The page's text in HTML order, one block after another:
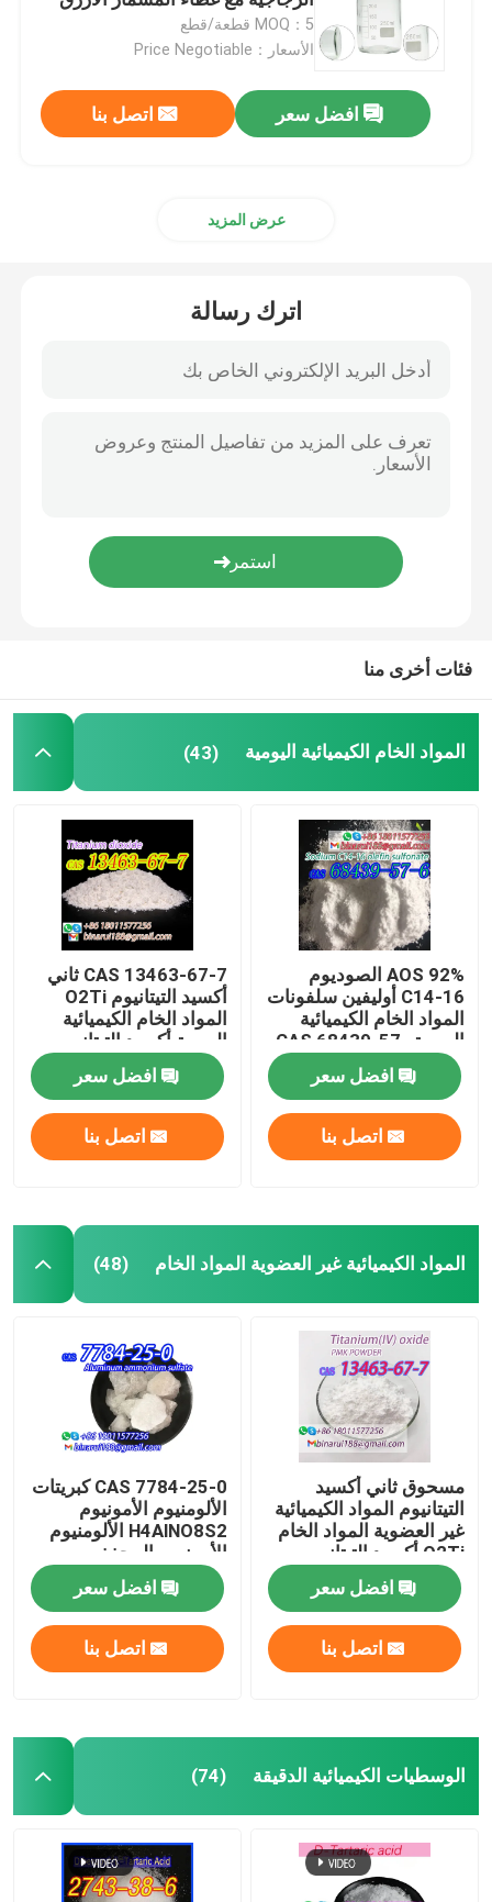
منتجات كيميائية زراعية
المواد الكيميائية العضوية الأساسية
زجاجات المختبر
أكواب المختبرات
وكلاء المنكهة
MOQ：5 قطعة/قطع
الأسعار：Price Negotiable
افضل سعر اتصل بنا
عرض المزيد
اترك رسالة
فئات أخرى منا
المواد الخام الكيميائية اليومية (43)
AOS 92% الصوديوم
C14-16 أوليفين سلفونات
المواد الخام الكيميائية
اليومية CAS 68439-57-
6
افضل سعر
اتصل بنا
CAS 13463-67-7 ثاني
أكسيد التيتانيوم O2Ti
المواد الخام الكيميائية
اليومية أكسيد التيتانيوم
مسحوق أبيض
افضل سعر
اتصل بنا
المواد الكيميائية غير العضوية المواد الخام (48)
مسحوق ثاني أكسيد
التيتانيوم المواد الكيميائية
غير العضوية المواد الخام
O2Ti أكسيد التيتانيوم
CAS 13463-67-7
افضل سعر
اتصل بنا
CAS 7784-25-0 كبريتات
الألومنيوم الأمونيوم
H4AlNO8S2 الألومنيوم
الأمونيوم المجفف
افضل سعر
اتصل بنا
الوسطيات الكيميائية الدقيقة (74)